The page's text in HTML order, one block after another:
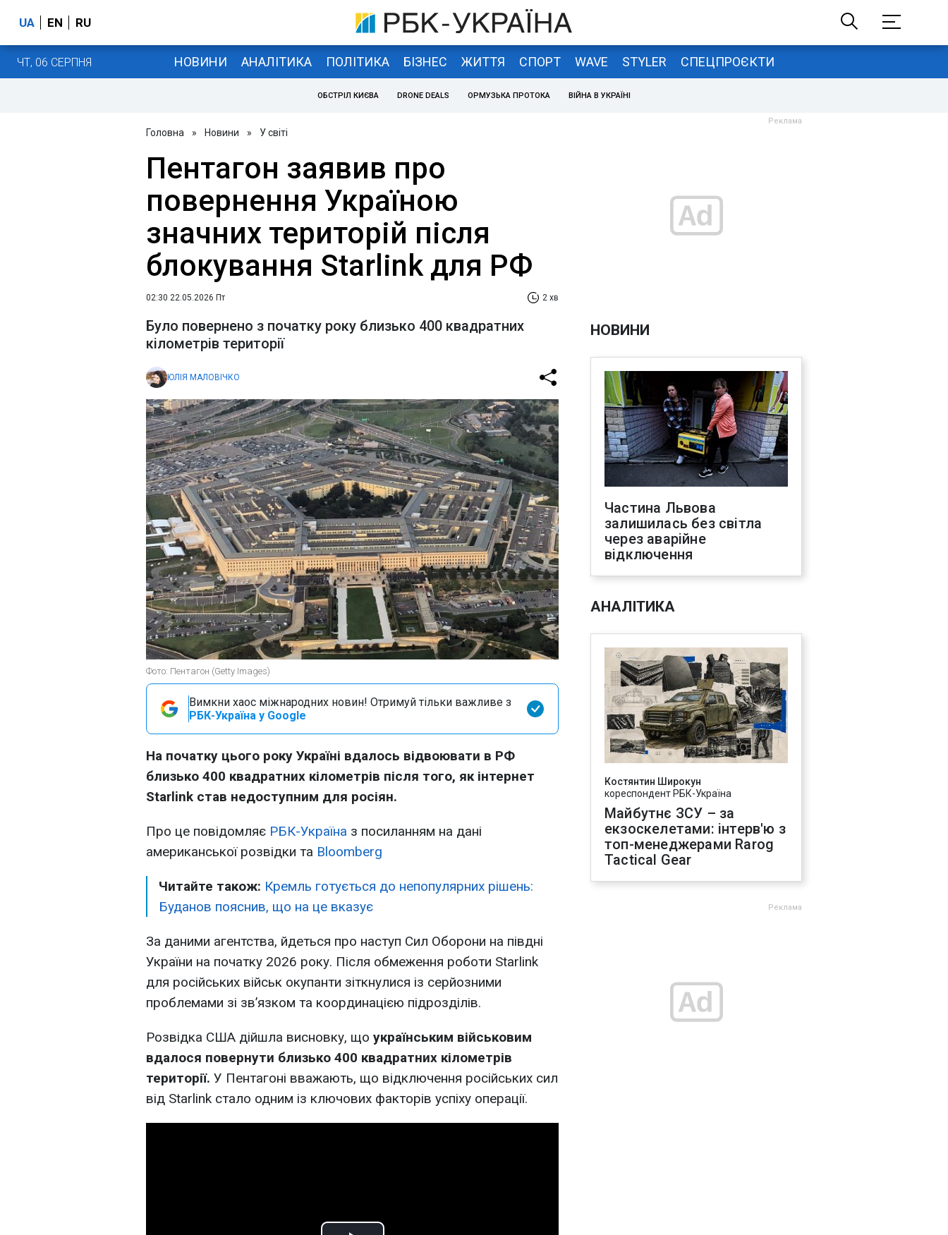
UA EN RU
ЧТ, 06 СЕРПНЯ НОВИНИ АНАЛІТИКА ПОЛІТИКА БІЗНЕС ЖИТТЯ СПОРТ WAVE STYLER СПЕЦПРОЄКТИ
ОБСТРІЛ КИЄВА DRONE DEALS ОРМУЗЬКА ПРОТОКА ВІЙНА В УКРАЇНІ
Головна » Новини » У світі
Пентагон заявив про
повернення Україною
значних територій після
блокування Starlink для РФ
02:30 22.05.2026 Пт 2 хв
Було повернено з початку року близько 400 квадратних
кілометрів території
ЮЛІЯ МАЛОВІЧКО
Фото: Пентагон (Getty Images)
Вимкни хаос міжнародних новин! Отримуй тільки важливе з
РБК-Україна у Google
На початку цього року Україні вдалось відвоювати в РФ
близько 400 квадратних кілометрів після того, як інтернет
Starlink став недоступним для росіян.
Про це повідомляє РБК-Україна з посиланням на дані
американської розвідки та Bloomberg
Читайте також: Кремль готується до непопулярних рішень:
Буданов пояснив, що на це вказує
За даними агентства, йдеться про наступ Сил Оборони на півдні
України на початку 2026 року. Після обмеження роботи Starlink
для російських військ окупанти зіткнулися із серйозними
проблемами зі зв’язком та координацією підрозділів.
Розвідка США дійшла висновку, що українським військовим
вдалося повернути близько 400 квадратних кілометрів
території. У Пентагоні вважають, що відключення російських сил
від Starlink стало одним із ключових факторів успіху операції.
НОВИНИ
Частина Львова
залишилась без світла
через аварійне
відключення
АНАЛІТИКА
Костянтин Широкун
кореспондент РБК-Україна
Майбутнє ЗСУ – за
екзоскелетами: інтерв'ю з
топ-менеджерами Rarog
Tactical Gear